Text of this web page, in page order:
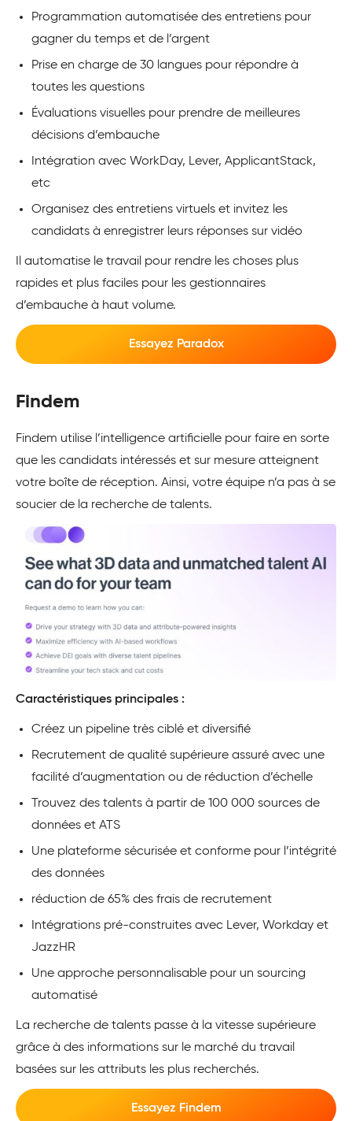
Programmation automatisée des entretiens pour
gagner du temps et de l’argent
Prise en charge de 30 langues pour répondre à
toutes les questions
Évaluations visuelles pour prendre de meilleures
décisions d’embauche
Intégration avec WorkDay, Lever, ApplicantStack,
etc
Organisez des entretiens virtuels et invitez les
candidats à enregistrer leurs réponses sur vidéo
Il automatise le travail pour rendre les choses plus
rapides et plus faciles pour les gestionnaires
d’embauche à haut volume.
Essayez Paradox
Findem
Findem utilise l’intelligence artificielle pour faire en sorte
que les candidats intéressés et sur mesure atteignent
votre boîte de réception. Ainsi, votre équipe n’a pas à se
soucier de la recherche de talents.
Caractéristiques principales :
Créez un pipeline très ciblé et diversifié
Recrutement de qualité supérieure assuré avec une
facilité d’augmentation ou de réduction d’échelle
Trouvez des talents à partir de 100 000 sources de
données et ATS
Une plateforme sécurisée et conforme pour l’intégrité
des données
réduction de 65% des frais de recrutement
Intégrations pré-construites avec Lever, Workday et
JazzHR
Une approche personnalisable pour un sourcing
automatisé
La recherche de talents passe à la vitesse supérieure
grâce à des informations sur le marché du travail
basées sur les attributs les plus recherchés.
Essayez Findem